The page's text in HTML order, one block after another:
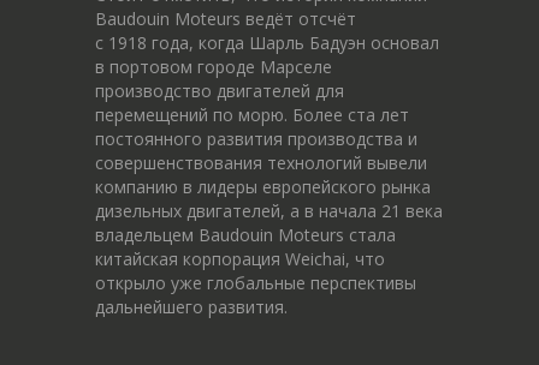
Baudouin Moteurs ведёт отсчёт
c 1918 года, когда Шарль Бадуэн основал
в портовом городе Марселе
производство двигателей для
перемещений по морю. Более ста лет
постоянного развития производства и
совершенствования технологий вывели
компанию в лидеры европейского рынка
дизельных двигателей, а в начала 21 века
владельцем Baudouin Moteurs стала
китайская корпорация Weichai, что
открыло уже глобальные перспективы
дальнейшего развития.